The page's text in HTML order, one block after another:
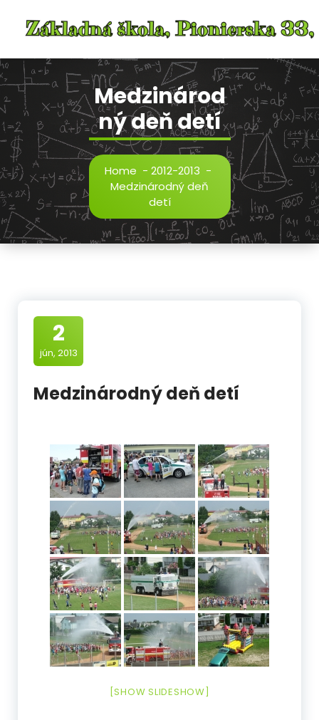
content
Medzinárod
ný deň detí
Home - 2012-2013 -
Medzinárodný deň
detí
2
jún, 2013
Medzinárodný deň detí
[SHOW SLIDESHOW]